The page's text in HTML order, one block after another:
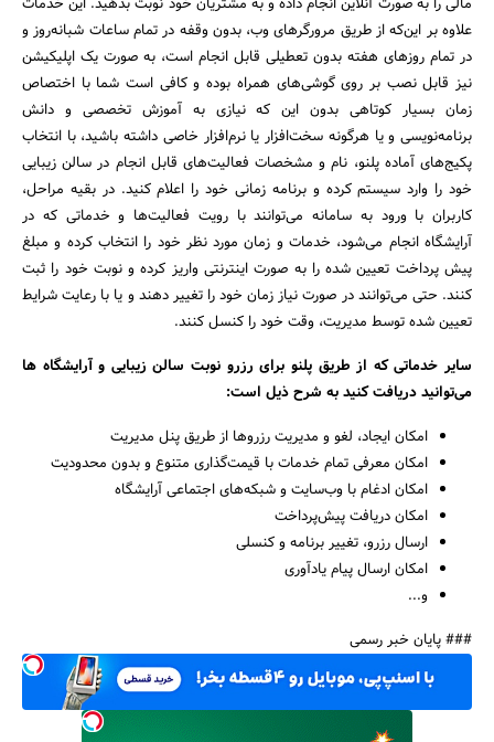
مالی را به صورت آنلاین انجام داده و به مشتریان خود نوبت بدهید. این خدمات
علاوه بر این‌که از طریق مرورگرهای وب، بدون وقفه در تمام ساعات شبانه‌روز و
در تمام روزهای هفته بدون تعطیلی قابل انجام است، به صورت یک اپلیکیشن
نیز قابل نصب بر روی گوشی‌های همراه بوده و کافی است شما با اختصاص
زمان بسیار کوتاهی بدون این‌ که نیازی به آموزش تخصصی و دانش
برنامه‌نویسی و یا هرگونه سخت‌افزار یا نرم‌افزار خاصی داشته باشید، با انتخاب
پکیج‌های آماده پلنو، نام و مشخصات فعالیت‌های قابل انجام در سالن زیبایی
خود را وارد سیستم کرده و برنامه زمانی خود را اعلام کنید. در بقیه مراحل،
کاربران با ورود به سامانه می‌توانند با رویت فعالیت‌ها و خدماتی که در
آرایشگاه انجام می‌شود، خدمات و زمان مورد نظر خود را انتخاب کرده و مبلغ
پیش پرداخت تعیین شده را به صورت اینترنتی واریز کرده و نوبت خود را ثبت
کنند. حتی می‌توانند در صورت نیاز زمان خود را تغییر دهند و یا با رعایت شرایط
تعیین شده توسط مدیریت، وقت خود را کنسل کنند.
سایر خدماتی که از طریق پلنو برای رزرو نوبت سالن زیبایی و آرایشگاه ها
می‌توانید دریافت کنید به شرح ذیل است:
امکان ایجاد، لغو و مدیریت رزروها از طریق پنل مدیریت
امکان معرفی تمام خدمات با قیمت‌گذاری متنوع و بدون محدودیت
امکان ادغام با وب‌سایت و شبکه‌های اجتماعی آرایشگاه
امکان دریافت پیش‌پرداخت
ارسال رزرو، تغییر برنامه و کنسلی
امکان ارسال پیام یادآوری
و...
### پایان خبر رسمی